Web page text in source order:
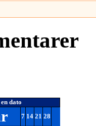
dato
7 14 21 28